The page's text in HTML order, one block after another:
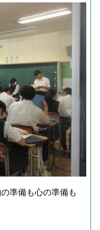
準備も心の準備も